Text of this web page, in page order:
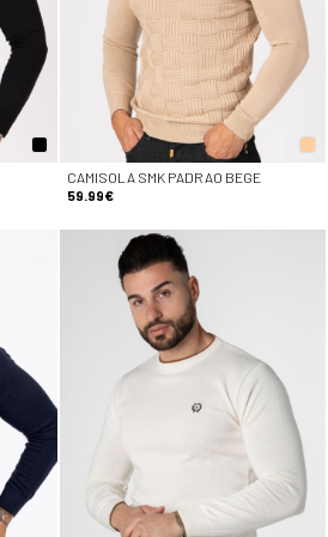
CAMISOLA SMK PADRAO BEGE
59.99€